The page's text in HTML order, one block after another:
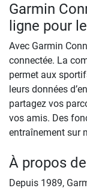
Garmin
ligne pour
Avec Garmin
connectée. La
permet aux
leurs données
partagez vos
vos amis. Des
entraînement sur
À propos
Depuis 1989,